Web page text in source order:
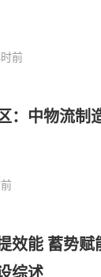
前
：中物流制
效能 蓄势
综述